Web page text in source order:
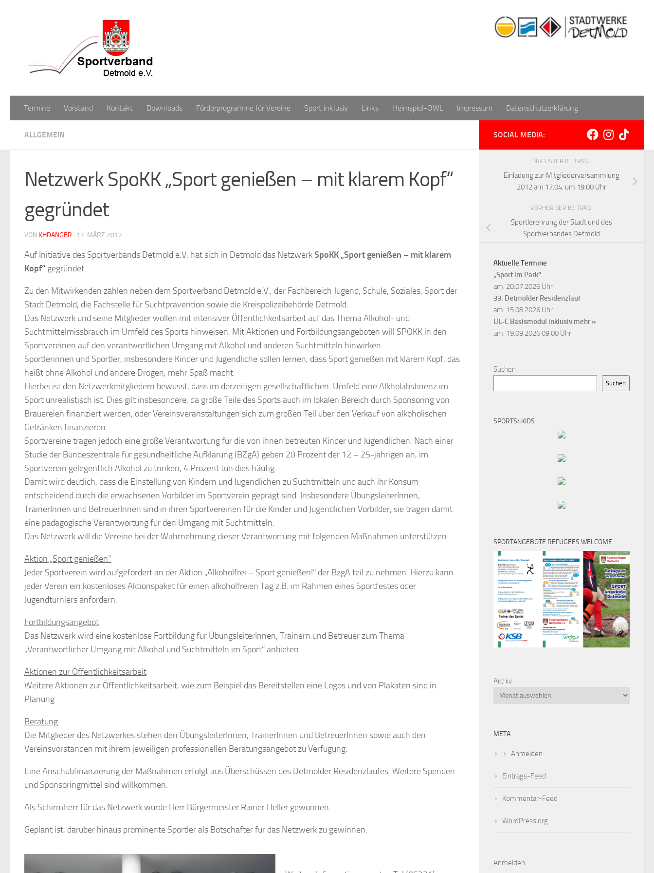
Termine Vorstand Kontakt Downloads Förderprogramme für Vereine Sport inklusiv Links Heimspiel-OWL Impressum Datenschutzerklärung
ALLGEMEIN
Netzwerk SpoKK „Sport genießen – mit klarem Kopf“
gegründet
VON KHDANGER · 17. MÄRZ 2012
Auf Initiative des Sportverbands Detmold e.V. hat sich in Detmold das NetzwerkSpoKK „Sport genießen – mit klarem
Kopf“ gegründet.
Zu den Mitwirkenden zählen neben dem Sportverband Detmold e.V., der Fachbereich Jugend, Schule, Soziales, Sport der
Stadt Detmold, die Fachstelle für Suchtprävention sowie die Kreispolizeibehörde Detmold.
Das Netzwerk und seine Mitglieder wollen mit intensiver Öffentlichkeitsarbeit auf das Thema Alkohol- und
Suchtmittelmissbrauch im Umfeld des Sports hinweisen. Mit Aktionen und Fortbildungsangeboten will SPOKK in den
Sportvereinen auf den verantwortlichen Umgang mit Alkohol und anderen Suchtmitteln hinwirken.
Sportlerinnen und Sportler, insbesondere Kinder und Jugendliche sollen lernen, dass Sport genießen mit klarem Kopf, das
heißt ohne Alkohol und andere Drogen, mehr Spaß macht.
Hierbei ist den Netzwerkmitgliedern bewusst, dass im derzeitigen gesellschaftlichen Umfeld eine Alkholabstinenz im
Sport unrealistisch ist. Dies gilt insbesondere, da große Teile des Sports auch im lokalen Bereich durch Sponsoring von
Brauereien finanziert werden, oder Vereinsveranstaltungen sich zum großen Teil über den Verkauf von alkoholischen
Getränken finanzieren.
Sportvereine tragen jedoch eine große Verantwortung für die von ihnen betreuten Kinder und Jugendlichen. Nach einer
Studie der Bundeszentrale für gesundheitliche Aufklärung (BZgA) geben 20 Prozent der 12 – 25-jährigen an, im
Sportverein gelegentlich Alkohol zu trinken, 4 Prozent tun dies häufig.
Damit wird deutlich, dass die Einstellung von Kindern und Jugendlichen zu Suchtmitteln und auch ihr Konsum
entscheidend durch die erwachsenen Vorbilder im Sportverein geprägt sind. Insbesondere ÜbungsleiterInnen,
TrainerInnen und BetreuerInnen sind in ihren Sportvereinen für die Kinder und Jugendlichen Vorbilder, sie tragen damit
eine pädagogische Verantwortung für den Umgang mit Suchtmitteln.
Das Netzwerk will die Vereine bei der Wahrnehmung dieser Verantwortung mit folgenden Maßnahmen unterstützen:
Aktion „Sport genießen“
Jeder Sportverein wird aufgefordert an der Aktion „Alkoholfrei – Sport genießen!“ der BzgA teil zu nehmen. Hierzu kann
jeder Verein ein kostenloses Aktionspaket für einen alkoholfreien Tag z.B. im Rahmen eines Sportfestes oder
Jugendturniers anfordern.
Fortbildungsangebot
Das Netzwerk wird eine kostenlose Fortbildung für ÜbungsleiterInnen, Trainern und Betreuer zum Thema
„Verantwortlicher Umgang mit Alkohol und Suchtmitteln im Sport“ anbieten.
Aktionen zur Öffentlichkeitsarbeit
Weitere Aktionen zur Öffentlichkeitsarbeit, wie zum Beispiel das Bereitstellen eine Logos und von Plakaten sind in
Planung
Beratung
Die Mitglieder des Netzwerkes stehen den ÜbungsleiterInnen, TrainerInnen und BetreuerInnen sowie auch den
Vereinsvorständen mit ihrem jeweiligen professionellen Beratungsangebot zu Verfügung.
Eine Anschubfinanzierung der Maßnahmen erfolgt aus Überschüssen des Detmolder Residenzlaufes. Weitere Spenden
und Sponsoringmittel sind willkommen.
Als Schirmherr für das Netzwerk wurde Herr Bürgermeister Rainer Heller gewonnen.
Geplant ist, darüber hinaus prominente Sportler als Botschafter für das Netzwerk zu gewinnen.
SOCIAL MEDIA:
NÄCHSTER BEITRAG
Einladung zur Mitgliederversammlung
2012 am 17.04. um 19.00 Uhr
VORHERIGER BEITRAG
Sportlerehrung der Stadt und des
Sportverbandes Detmold
Aktuelle Termine
„Sport im Park“
am: 20.07.2026 Uhr
33. Detmolder Residenzlauf
am: 15.08.2026 Uhr
ÜL-C Basismodul inklusiv mehr »
am: 19.09.2026 09:00 Uhr
Suchen
Suchen
SPORTS4KIDS
SPORTANGEBOTE REFUGEES WELCOME
Archiv
META
Anmelden
Eintrags-Feed
Kommentar-Feed
WordPress.org
Anmelden